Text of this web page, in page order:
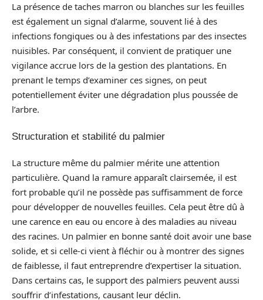
La présence de taches marron ou blanches sur les feuilles
est également un signal d’alarme, souvent lié à des
infections fongiques ou à des infestations par des insectes
nuisibles. Par conséquent, il convient de pratiquer une
vigilance accrue lors de la gestion des plantations. En
prenant le temps d’examiner ces signes, on peut
potentiellement éviter une dégradation plus poussée de
l’arbre.
Structuration et stabilité du palmier
La structure même du palmier mérite une attention
particulière. Quand la ramure apparaît clairsemée, il est
fort probable qu’il ne possède pas suffisamment de force
pour développer de nouvelles feuilles. Cela peut être dû à
une carence en eau ou encore à des maladies au niveau
des racines. Un palmier en bonne santé doit avoir une base
solide, et si celle-ci vient à fléchir ou à montrer des signes
de faiblesse, il faut entreprendre d’expertiser la situation.
Dans certains cas, le support des palmiers peuvent aussi
souffrir d’infestations, causant leur déclin.